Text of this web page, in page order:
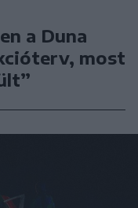
a Duna
most